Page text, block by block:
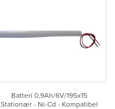
Batteri 0,9Ah/6V/195x15
Stationær - Ni-Cd - Kompatibel